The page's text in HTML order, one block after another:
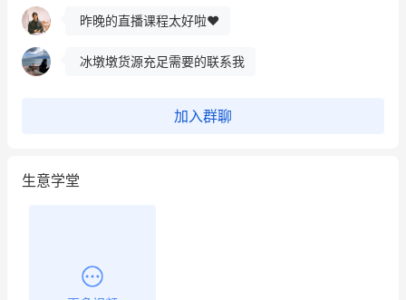
冰墩墩货源充足需要的联系我
这个营销策划案例推荐大家看一下
加入群聊
生意学堂